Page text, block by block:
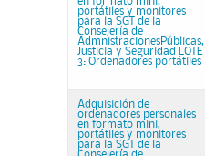
portátiles y monitores
para la SGT de la
Consejería de
AdmnistracionesPúblicas,
Justicia y Seguridad LOTE
3: Ordenadores portátiles
Adquisición de
ordenadores personales
en formato mini,
portátiles y monitores
para la SGT de la